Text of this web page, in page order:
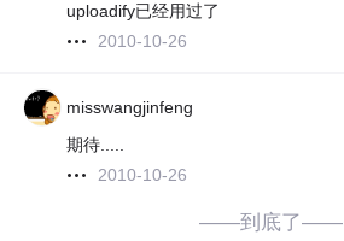
uploadify已经用过了
2010-10-26
misswangjinfeng
期待.....
2010-10-26
——到底了——